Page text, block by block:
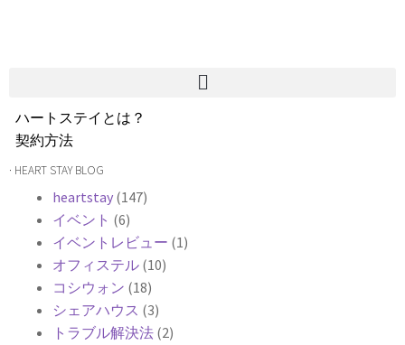
ハートステイとは？
契約方法
韓国不動産情報
よくある質問
Heartee
· HEART STAY BLOG
heartstay (147)
イベント (6)
イベントレビュー (1)
オフィステル (10)
コシウォン (18)
シェアハウス (3)
トラブル解決法 (2)